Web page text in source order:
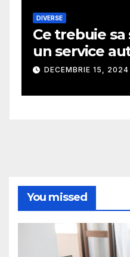
DIVERSE
Ce trebuie
un service
DECEMBRIE 15, 2024
You missed